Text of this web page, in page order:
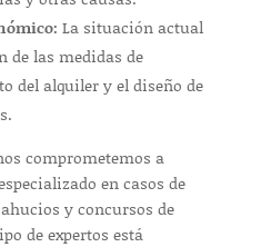
La situación actual
de las medidas de
del alquiler y el diseño de
comprometemos a
en casos de
y concursos de
de expertos está